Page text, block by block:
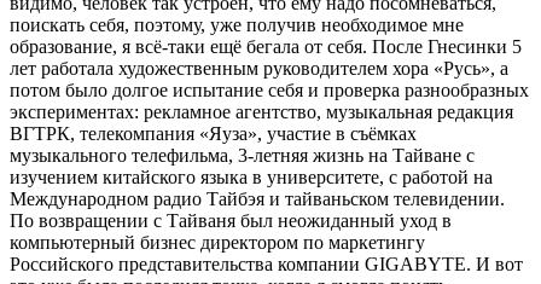
поискать себя, поэтому, уже получив необходимое мне
образование, я всё-таки ещё бегала от себя. После Гнесинки 5
лет работала художественным руководителем хора «Русь», а
потом было долгое испытание себя и проверка разнообразных
экспериментах: рекламное агентство, музыкальная редакция
ВГТРК, телекомпания «Яуза», участие в съёмках
музыкального телефильма, 3-летняя жизнь на Тайване с
изучением китайского языка в университете, с работой на
Международном радио Тайбэя и тайваньском телевидении.
По возвращении с Тайваня был неожиданный уход в
компьютерный бизнес директором по маркетингу
Российского представительства компании GIGABYTE. И вот